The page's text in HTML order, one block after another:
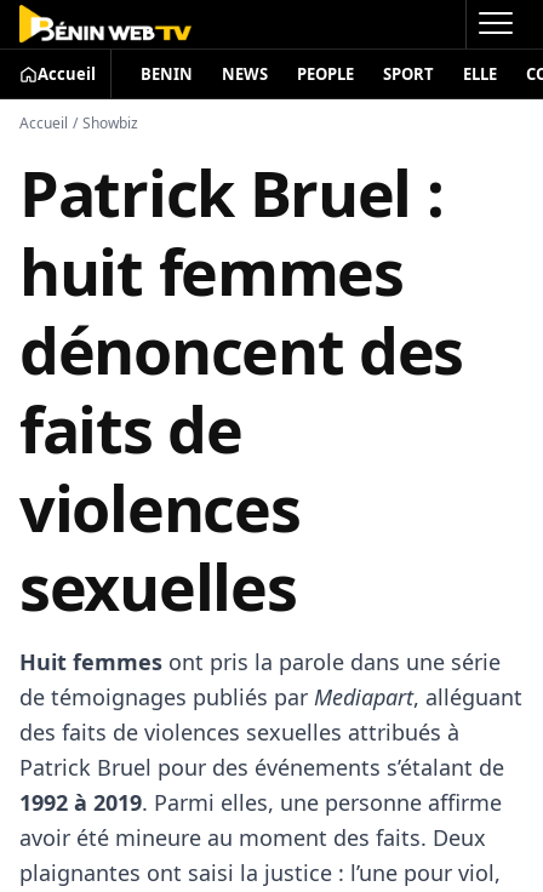
Accueil BENIN NEWS PEOPLE SPORT ELLE
Accueil / Showbiz
Patrick Bruel :
huit femmes
dénoncent des
faits de
violences
sexuelles
Huit femmes ont pris la parole dans une série
de témoignages publiés par Mediapart, alléguant
des faits de violences sexuelles attribués à
Patrick Bruel pour des événements s’étalant de
1992 à 2019. Parmi elles, une personne affirme
avoir été mineure au moment des faits. Deux
plaignantes ont saisi la justice : l’une pour viol,